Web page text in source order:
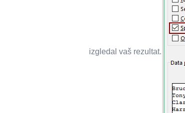
izgledal vaš rezultat.